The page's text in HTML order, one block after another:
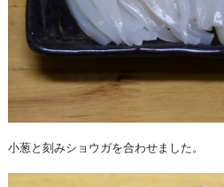
小葱と刻みショウガを合わせました。